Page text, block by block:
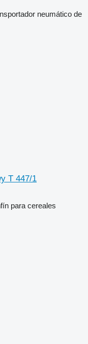
neumático de
T 447/1
para cereales